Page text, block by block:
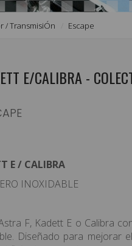
/ TransmisiÓn Escape
E/CALIBRA -
E / CALIBRA
INOXIDABLE
F, Kadett E o Calibra
Diseñado para mejorar